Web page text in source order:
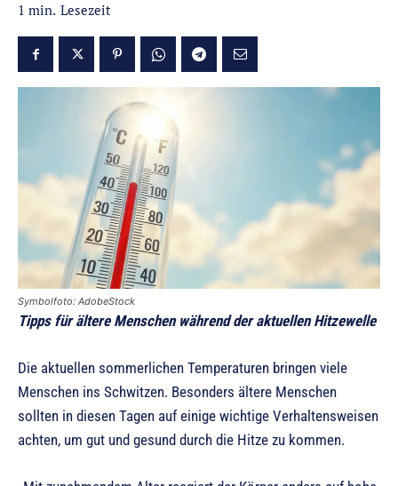
1 min. Lesezeit
Symbolfoto: AdobeStock
Tipps für ältere Menschen während der aktuellen Hitzewelle
Die aktuellen sommerlichen Temperaturen bringen viele
Menschen ins Schwitzen. Besonders ältere Menschen
sollten in diesen Tagen auf einige wichtige Verhaltensweisen
achten, um gut und gesund durch die Hitze zu kommen.